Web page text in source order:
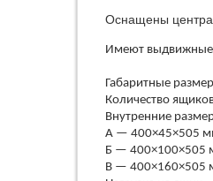
Оснащены
Имеют выдвижные
Габаритные
Количество
Внутренние
А — 400×45×505
Б — 400×100×505
В — 400×160×505